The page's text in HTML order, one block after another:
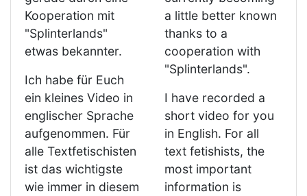
Kooperation mit
"Splinterlands"
etwas bekannter.
Ich habe für Euch
ein kleines Video in
englischer Sprache
aufgenommen. Für
alle Textfetischisten
ist das wichtigste
wie immer in diesem
a little better known
thanks to a
cooperation with
"Splinterlands".
I have recorded a
short video for you
in English. For all
text fetishists, the
most important
information is